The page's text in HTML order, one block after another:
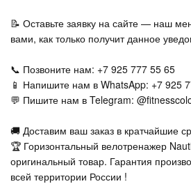
📝 Оставьте заявку на сайте — наш
вами, как только получит данное
📞 Позвоните нам: +7 925 777 55 65
📱 Напишите нам в WhatsApp: +7 925
💬 Пишите нам в Telegram:
🚚 Доставим ваш заказ в кратчайшие
🏆 Горизонтальный велотренажер
оригинальный товар. Гарантия
всей территории России !